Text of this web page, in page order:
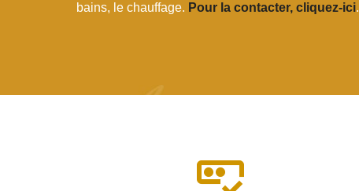
bains, le chauffage. Pour la contacter, cliquez-ici.